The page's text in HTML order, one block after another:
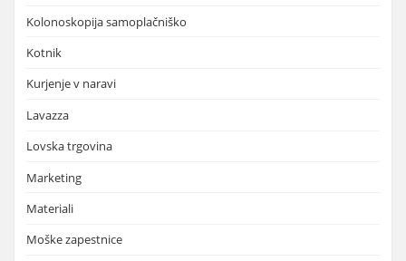
Kolonoskopija samoplačniško
Kotnik
Kurjenje v naravi
Lavazza
Lovska trgovina
Marketing
Materiali
Moške zapestnice